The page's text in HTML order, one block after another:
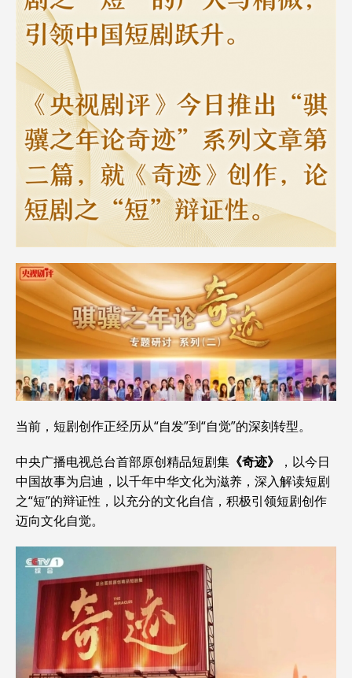
当前，短剧创作正经历从“自发”到“自觉”的深刻转型。
中央广播电视总台首部原创精品短剧集 《奇迹》
，以今日
中国故事为启迪，以千年中华文化为滋养，深入解读短剧
之“短”的辩证性，以充分的文化自信，积极引领短剧创作
迈向文化自觉。